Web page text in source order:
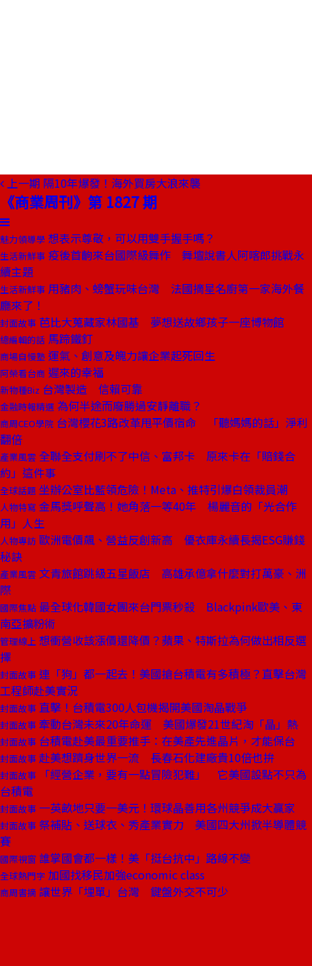
上一期 隔10年爆發！海外買房大浪來襲
《商業周刊》第 1827 期
魅力領導學 想表示尊敬，可以用雙手握手嗎？
生活新鮮事 疫後首齣來台國際級舞作 舞壇說書人阿喀郎挑戰永
續主題
生活新鮮事 用豬肉、螃蟹玩味台灣 法國摘星名廚第一家海外餐
廳來了！
封面故事 芭比大蒐藏家林國基 夢想送故鄉孩子一座博物館
總編輯的話 馬蹄鐵釘
商場自慢塾 運氣、創意及魄力讓企業起死回生
阿榮看台商 遲來的幸福
新物種Biz 台灣製造 信賴可靠
金融時報精選 為何半途而廢勝過安靜離職？
商周CEO學院 台灣櫻花3路改革甩平價宿命 「聽媽媽的話」淨利
翻倍
產業風雲 全聯全支付刷不了中信、富邦卡 原來卡在「賠錢合
約」這件事
全球話題 坐辦公室比藍領危險！Meta、推特引爆白領裁員潮
人物特寫 金馬獎呼聲高！她角落一等40年 楊麗音的「光合作
用」人生
人物專訪 歐洲電價飆、營益反創新高 優衣庫永續長揭ESG賺錢
秘訣
產業風雲 文青旅館跳級五星飯店 高雄承億拿什麼對打萬豪、洲
際
國際焦點 最全球化韓國女團來台門票秒殺 Blackpink歐美、東
南亞擴粉術
管理線上 想衝營收該漲價還降價？蘋果、特斯拉為何做出相反選
擇
封面故事 連「狗」都一起去！美國搶台積電有多積極？直擊台灣
工程師赴美實況
封面故事 直擊！台積電300人包機揭開美國淘晶戰爭
封面故事 牽動台灣未來20年命運 美國爆發21世紀淘「晶」熱
封面故事 台積電赴美最重要推手：在美產先進晶片，才能保台
封面故事 赴美想躋身世界一流 長春石化建廠貴10倍也拚
封面故事
「經營企業，要有一點冒險犯難」 它美國設點不只為
台積電
封面故事 一英畝地只要一美元！環球晶善用各州競爭成大贏家
封面故事 祭補貼、送球衣、秀產業實力 美國四大州掀半導體競
賽
國際視窗 誰掌國會都一樣！美「挺台抗中」路線不變
全球熱門字 加國找移民加強economic class
商周書摘 讓世界「埋單」台灣 鍵盤外交不可少